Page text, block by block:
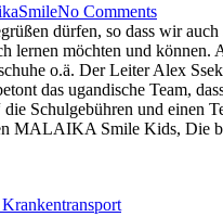
No Comments
dürfen, so dass wir
lernen möchten und
o.ä. Der Leiter Alex
das ugandische Team,
Schulgebühren und einen
MALAIKA Smile Kids, Die